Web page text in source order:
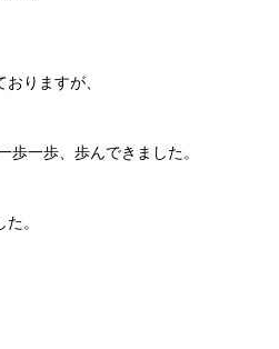
りますが、
一歩、歩んできました。
。